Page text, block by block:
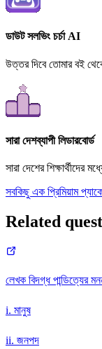
ডাউট সলভিং চর্চা AI
উত্তর দিবে তোমার বই
সারা দেশব্যাপী লিডারবোর্ড
সারা দেশের শিক্ষার্থীদের
সবকিছু এক প্রিমিয়াম
Related
লেখক বিদগ্ধ পান্ডিত্যের
i. মানুষ
ii. জনপদ